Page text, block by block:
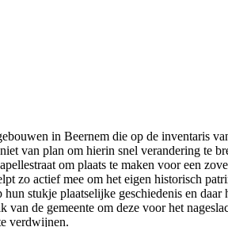
in Beernem die op de inventaris
van plan om hierin snel verandering te
om plaats te maken voor een
zo actief mee om het eigen historisch
stukje plaatselijke geschiedenis en daar
de gemeente om deze voor het
verdwijnen.